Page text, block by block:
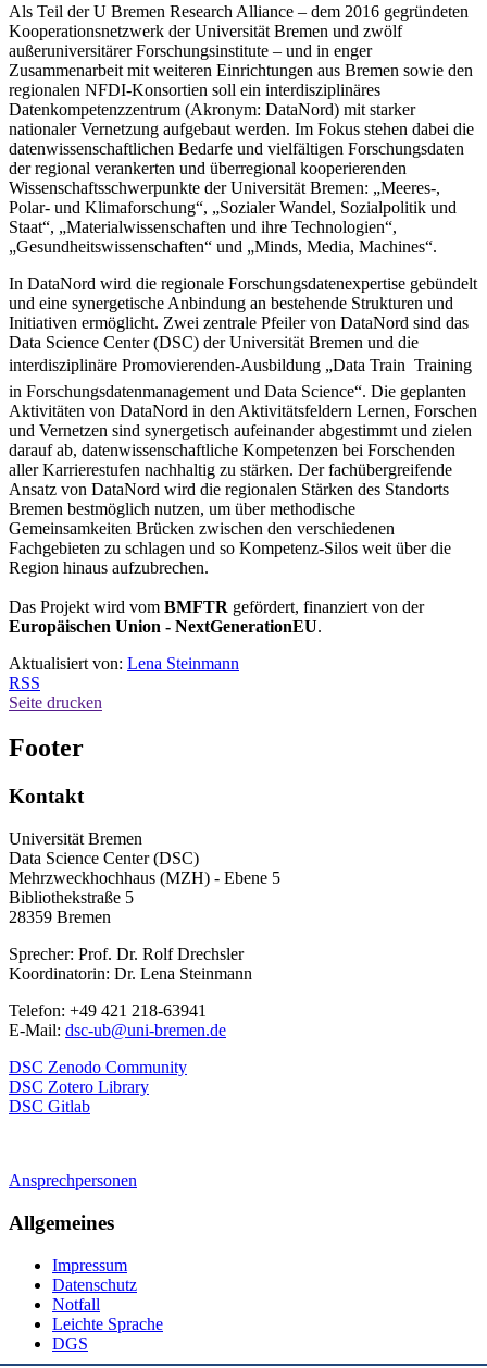
Als Teil der U Bremen Research Alliance – dem 2016 gegründeten
Kooperationsnetzwerk der Universität Bremen und zwölf
außeruniversitärer Forschungsinstitute – und in enger
Zusammenarbeit mit weiteren Einrichtungen aus Bremen sowie den
regionalen NFDI-Konsortien soll ein interdisziplinäres
Datenkompetenzzentrum (Akronym: DataNord) mit starker
nationaler Vernetzung aufgebaut werden. Im Fokus stehen dabei die
datenwissenschaftlichen Bedarfe und vielfältigen Forschungsdaten
der regional verankerten und überregional kooperierenden
Wissenschaftsschwerpunkte der Universität Bremen: „Meeres-,
Polar- und Klimaforschung“, „Sozialer Wandel, Sozialpolitik und
Staat“, „Materialwissenschaften und ihre Technologien“,
„Gesundheitswissenschaften“ und „Minds, Media, Machines“.
In DataNord wird die regionale Forschungsdatenexpertise gebündelt
und eine synergetische Anbindung an bestehende Strukturen und
Initiativen ermöglicht. Zwei zentrale Pfeiler von DataNord sind das
Data Science Center (DSC) der Universität Bremen und die
interdisziplinäre Promovierenden-Ausbildung „Data Train  Training
in Forschungsdatenmanagement und Data Science“. Die geplanten
Aktivitäten von DataNord in den Aktivitätsfeldern Lernen, Forschen
und Vernetzen sind synergetisch aufeinander abgestimmt und zielen
darauf ab, datenwissenschaftliche Kompetenzen bei Forschenden
aller Karrierestufen nachhaltig zu stärken. Der fachübergreifende
Ansatz von DataNord wird die regionalen Stärken des Standorts
Bremen bestmöglich nutzen, um über methodische
Gemeinsamkeiten Brücken zwischen den verschiedenen
Fachgebieten zu schlagen und so Kompetenz-Silos weit über die
Region hinaus aufzubrechen.
Das Projekt wird vom BMFTR gefördert, finanziert von der
Europäischen Union - NextGenerationEU.
Aktualisiert von: Lena Steinmann
RSS
Seite drucken
Footer
Kontakt
Universität Bremen
Data Science Center (DSC)
Mehrzweckhochhaus (MZH) - Ebene 5
Bibliothekstraße 5
28359 Bremen
Sprecher: Prof. Dr. Rolf Drechsler
Koordinatorin: Dr. Lena Steinmann
Telefon: +49 421 218-63941
E-Mail: dsc-ub@uni-bremen.de
DSC Zenodo Community
DSC Zotero Library
DSC Gitlab
Ansprechpersonen
Allgemeines
Impressum
Datenschutz
Notfall
Leichte Sprache
DGS